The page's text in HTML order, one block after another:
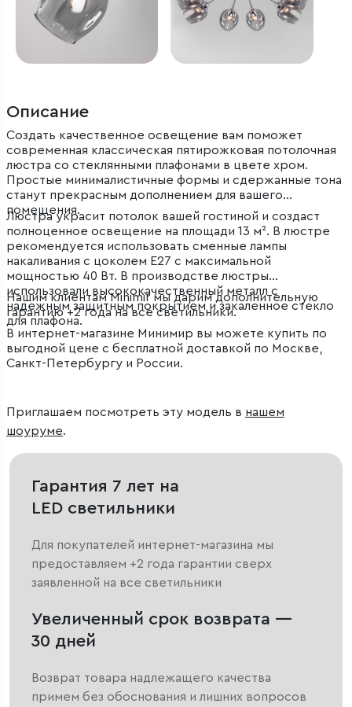
Описание
Создать качественное освещение вам поможет
современная классическая пятирожковая потолочная
люстра со стеклянными плафонами в цвете хром.
Простые минималистичные формы и сдержанные тона
станут прекрасным дополнением для вашего
помещения.
Люстра украсит потолок вашей гостиной и создаст
полноценное освещение на площади 13 м². В люстре
рекомендуется использовать сменные лампы
накаливания с цоколем Е27 с максимальной
мощностью 40 Вт. В производстве люстры
использовали высококачественный металл с
надежным защитным покрытием и закаленное стекло
для плафона.
Нашим клиентам Minimir мы дарим дополнительную
гарантию +2 года на все светильники.
В интернет-магазине Минимир вы можете купить по
выгодной цене с бесплатной доставкой по Москве,
Санкт-Петербургу и России.
Приглашаем посмотреть эту модель в нашем
шоуруме.
Гарантия 7 лет на
LED светильники
Для покупателей интернет-магазина мы
предоставляем +2 года гарантии сверх
заявленной на все светильники
Увеличенный срок возврата —
30 дней
Возврат товара надлежащего качества
примем без обоснования и лишних вопросов